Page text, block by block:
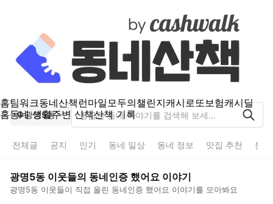
홈팀워크동네산책런마일모두의챌린지캐시로또보험캐시딜
홈동네 생활주변 산책산책 기록
광명5동
전체글 공지 인기 동네 일상 동네 정보 맛집 추천 분
광명5동 이웃들의 동네인증 했어요 이야기
광명5동 이웃들이 직접 올린 동네인증 했어요 이야기를 모아봐요